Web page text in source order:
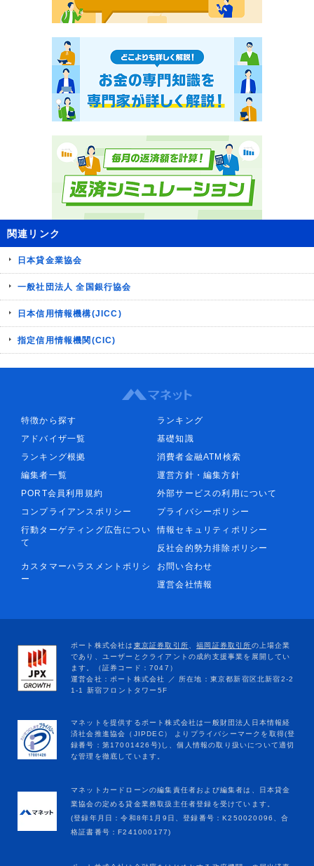
関連リンク
日本貸金業協会
一般社団法人 全国銀行協会
日本信用情報機構(JICC)
指定信用情報機関(CIC)
特徴から探す
ランキング
アドバイザ一覧
基礎知識
ランキング根拠
消費者金融ATM検索
編集者一覧
運営方針・編集方針
PORT会員利用規約
外部サービスの利用について
コンプライアンスポリシー
プライバシーポリシー
行動ターゲティング広告につい
て
情報セキュリティポリシー
反社会的勢力排除ポリシー
カスタマーハラスメントポリシ
ー
お問い合わせ
運営会社情報
マネットカードローンの編集責任者および編集者は、日本貸金
業協会の定める貸金業務取扱主任者登録を受けています。
(登録年月日：令和8年1月9日、登録番号：K250020096、合
格証書番号：F241000177)